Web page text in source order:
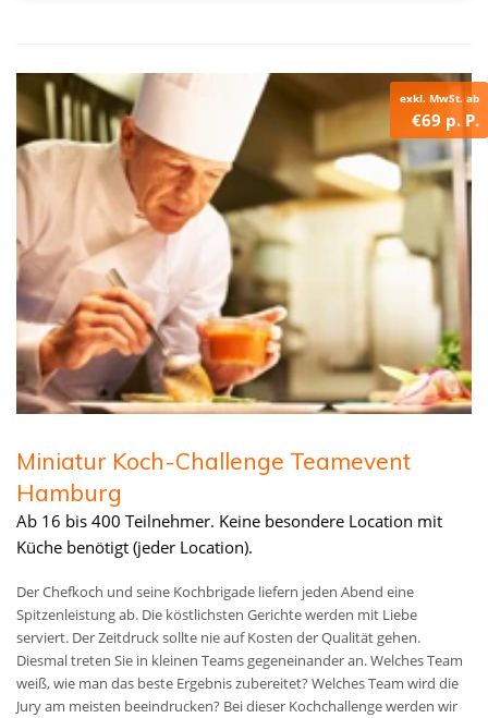
exkl. MwSt. ab
€69 p. P.
Miniatur Koch-Challenge Teamevent
Hamburg
Ab 16 bis 400 Teilnehmer. Keine besondere Location mit
Küche benötigt (jeder Location).
Der Chefkoch und seine Kochbrigade liefern jeden Abend eine
Spitzenleistung ab. Die köstlichsten Gerichte werden mit Liebe
serviert. Der Zeitdruck sollte nie auf Kosten der Qualität gehen.
Diesmal treten Sie in kleinen Teams gegeneinander an. Welches Team
weiß, wie man das beste Ergebnis zubereitet? Welches Team wird die
Jury am meisten beeindrucken? Bei dieser Kochchallenge werden wir